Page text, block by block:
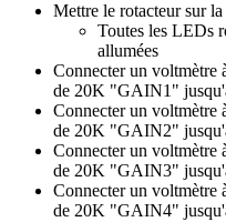
Mettre le rotacteur sur
Toutes les LEDs
allumées
Connecter un voltmètre
de 20K "GAIN1"
Connecter un voltmètre
de 20K "GAIN2"
Connecter un voltmètre
de 20K "GAIN3"
Connecter un voltmètre
de 20K "GAIN4"